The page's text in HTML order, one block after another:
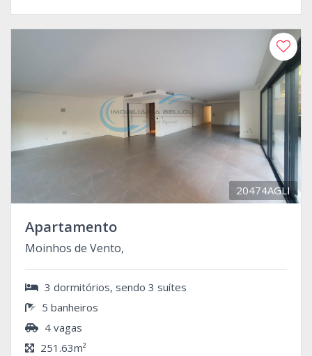
20474AGLI
Apartamento
Moinhos de Vento,
3 dormitórios, sendo 3 suítes
5 banheiros
4 vagas
251.63m²